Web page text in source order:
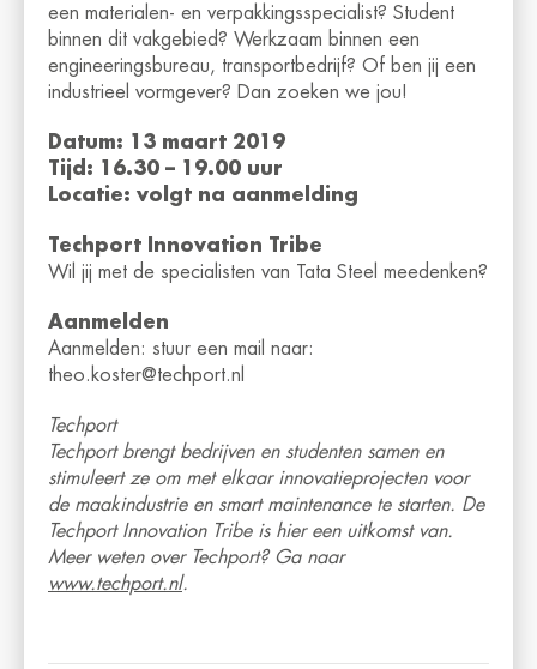
een materialen- en verpakkingsspecialist? Student
binnen dit vakgebied? Werkzaam binnen een
engineeringsbureau, transportbedrijf? Of ben jij een
industrieel vormgever? Dan zoeken we jou!
Datum: 13 maart 2019
Tijd: 16.30 – 19.00 uur
Locatie: volgt na aanmelding
Techport Innovation Tribe
Wil jij met de specialisten van Tata Steel meedenken?
Aanmelden
Aanmelden: stuur een mail naar:
theo.koster@techport.nl
Techport
Techport brengt bedrijven en studenten samen en
stimuleert ze om met elkaar innovatieprojecten voor
de maakindustrie en smart maintenance te starten. De
Techport Innovation Tribe is hier een uitkomst van.
Meer weten over Techport? Ga naar
www.techport.nl.